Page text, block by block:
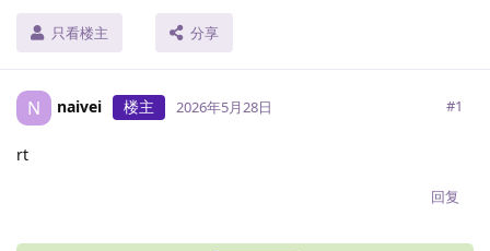
只看楼主 分享
N naivei 楼主 2026年5月28日 #1
rt
回复